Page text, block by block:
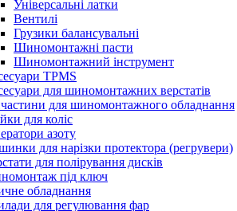
Універсальні латки
Вентилі
Грузики балансувальні
Шиномонтажні пасти
Шиномонтажний інструмент
TPMS
для шиномонтажних верстатів
для шиномонтажного обладнання
для коліс
азоту
для нарізки протектора (регрувери)
для полірування дисків
під ключ
обладнання
для регулювання фар